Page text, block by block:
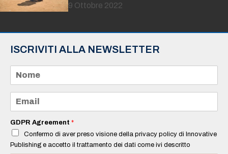
9 Ottobre 2022
ISCRIVITI ALLA NEWSLETTER
m
e
a
i
*
GDPR Agreement *
Confermo di aver preso visione della privacy policy di Innovative
Publishing e accetto il trattamento dei dati come ivi descritto